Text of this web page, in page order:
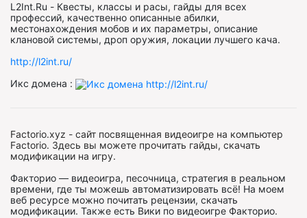
L2Int.Ru - Квесты, классы и расы, гайды для всех
профессий, качественно описанные абилки,
местонахождения мобов и их параметры, описание
клановой системы, дроп оружия, локации лучшего кача.
http://l2int.ru/
Икс домена :
Factorio.xyz - сайт посвященная видеоигре на компьютер
Factorio. Здесь вы можете прочитать гайды, скачать
модификации на игру.
Факторио — видеоигра, песочница, стратегия в реальном
времени, где ты можешь автоматизировать всё! На моем
веб ресурсе можно почитать рецензии, скачать
модификации. Также есть Вики по видеоигре Факторио.